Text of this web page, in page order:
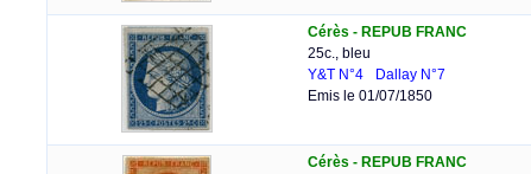
Cérès - REPUB FRANC
25c., bleu
Y&T N°4
Dallay N°7
Emis le 01/07/1850
Cérès - REPUB FRANC